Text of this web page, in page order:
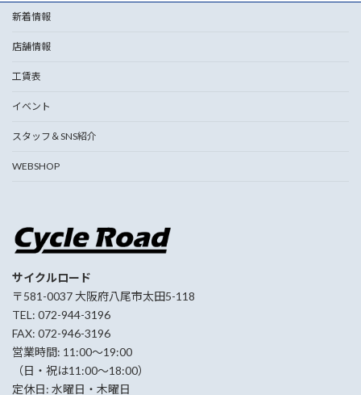
新着情報
店舗情報
工賃表
イベント
スタッフ＆SNS紹介
WEBSHOP
サイクルロード
〒581-0037 大阪府八尾市太田5-118
TEL: 072-944-3196
FAX: 072-946-3196
営業時間: 11:00〜19:00
（日・祝は11:00〜18:00）
定休日: 水曜日・木曜日